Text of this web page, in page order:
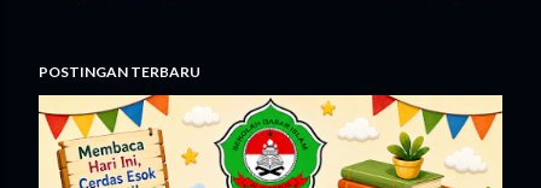
POSTINGAN TERBARU